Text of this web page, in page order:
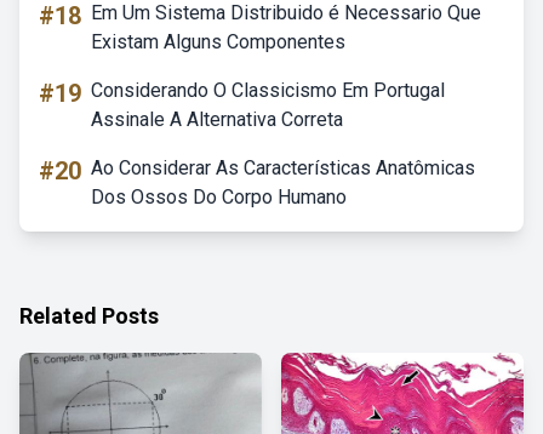
#18 Em Um Sistema Distribuido é Necessario Que
Existam Alguns Componentes
#19 Considerando O Classicismo Em Portugal
Assinale A Alternativa Correta
#20 Ao Considerar As Características Anatômicas
Dos Ossos Do Corpo Humano
Related Posts